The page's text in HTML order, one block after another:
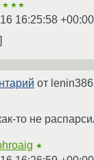
16:25:58 +00:00
от lenin386
то не
★